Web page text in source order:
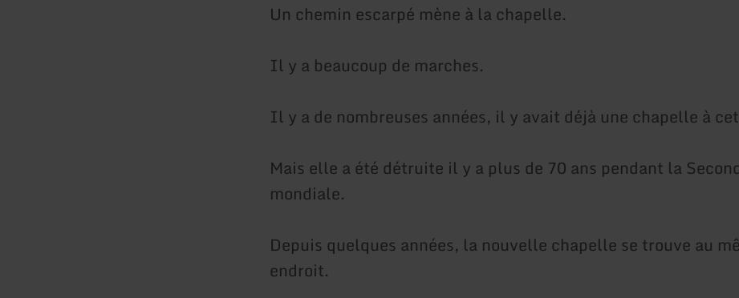
Un chemin escarpé mène à la chapelle.
Il y a beaucoup de marches.
Il y a de nombreuses années, il y avait déjà une chapelle à
Mais elle a été détruite il y a plus de 70 ans pendant la
mondiale.
Depuis quelques années, la nouvelle chapelle se trouve au
endroit.